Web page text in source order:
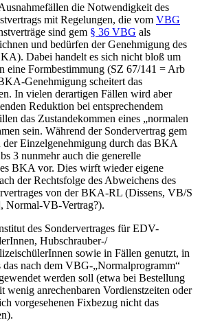
die Notwendigkeit des
mit Regelungen, die vom VBG
sind gem § 36 VBG als
und bedürfen der Genehmigung des
Dabei handelt es sich nicht bloß um
eine Formbestimmung (SZ 67/141 = Arb
Genehmigung scheitert das
In vielen derartigen Fällen wird aber
Reduktion bei entsprechendem
das Zustandekommen eines „normalen
sein. Während der Sondervertrag gem
der Einzelgenehmigung durch das BKA
3 nunmehr auch die generelle
BKA vor. Dies wirft wieder eigene
der Rechtsfolge des Abweichens des
von der BKA-RL (Dissens, VB/S
Normal-VB-Vertrag?).
des Sondervertrages für EDV-
Hubschrauber-/
sowie in Fällen genutzt, in
das nach dem VBG-„Normalprogramm“
werden soll (etwa bei Bestellung
wenig anrechenbaren Vordienstzeiten oder
vorgesehenen Fixbezug nicht das